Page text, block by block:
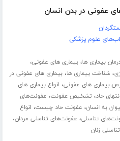
عفونی در بدن انسان
علوم پزشکی
بیماری ها،بیماری های عفونی،
،شناخت بیماری ها،بیماری های عفونی در
بیماری های عفونی، انواع بیماری های
حاد، تشخیص عفونت، عفونت‌های
به انسان، عفونت حاد چیست، انواع
تناسلی، عفونت‌های تناسلی مردان،
زنان